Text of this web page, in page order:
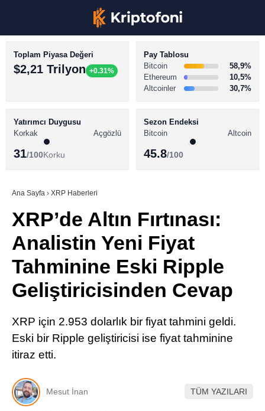
Youtube
TikTok
Pinterest
BİTCOİN HABERLERİ
ALTCOİN HABERLERİ
SÖZLÜK
Toplam Piyasa Değeri
$2,21 Trilyon +0.31%
Pay Tablosu
Bitcoin
58,9%
Ethereum
10,5%
Altcoinler
30,7%
Yatırımcı Duygusu
Korkak
Açgözlü
31/100Korku
Sezon Endeksi
Bitcoin
Altcoin
45.8/100
Ana Sayfa › XRP Haberleri
XRP’de Altın Fırtınası:
Analistin Yeni Fiyat
Tahminine Eski Ripple
Geliştiricisinden Cevap
XRP için 2.953 dolarlık bir fiyat tahmini geldi.
Eski bir Ripple geliştiricisi ise fiyat tahminine
itiraz etti.
Mesut İnan TÜM YAZILARI